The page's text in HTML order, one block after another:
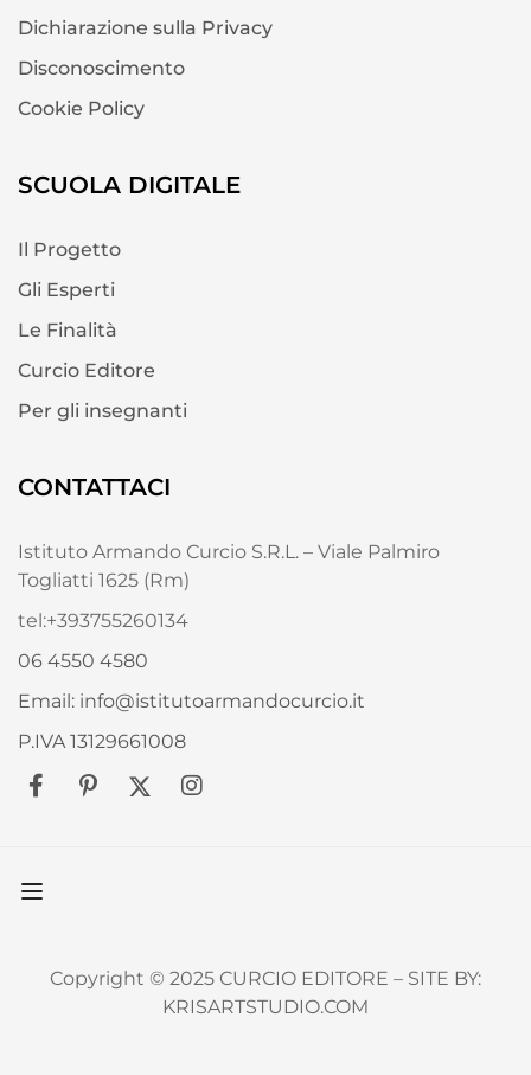
Dichiarazione sulla Privacy
Disconoscimento
Cookie Policy
SCUOLA DIGITALE
Il Progetto
Gli Esperti
Le Finalità
Curcio Editore
Per gli insegnanti
CONTATTACI
Istituto Armando Curcio S.R.L. – Viale Palmiro
Togliatti 1625 (Rm)
tel:+393755260134
06 4550 4580
Email: info@istitutoarmandocurcio.it
P.IVA 13129661008
Copyright © 2025 CURCIO EDITORE – SITE BY:
KRISARTSTUDIO.COM